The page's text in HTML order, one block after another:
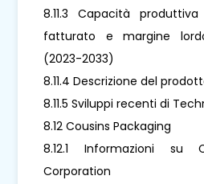
8.11.3 Capacità
fatturato e margine
(2023-2033)
8.11.4 Descrizione del
8.11.5 Sviluppi recenti di
8.12 Cousins ​​Packaging
8.12.1 Informazioni su
Corporation